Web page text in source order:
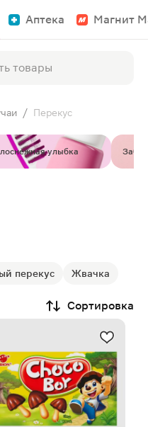
Аптека Магнит
/ Перекус
улыбка
перекус Жвачка
Сортировка